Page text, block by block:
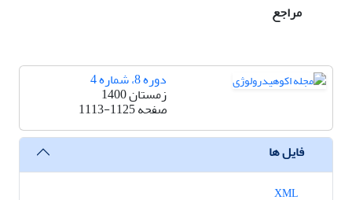
مراجع
دوره 8، شماره 4
زمستان 1400
صفحه1113-1125
فایل ها